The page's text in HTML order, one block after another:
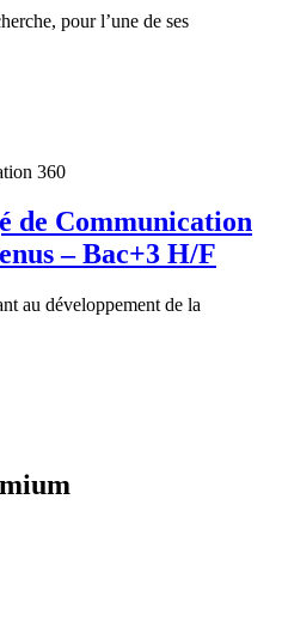
pour l’une de ses
360
de Communication
– Bac+3 H/F
au développement de la